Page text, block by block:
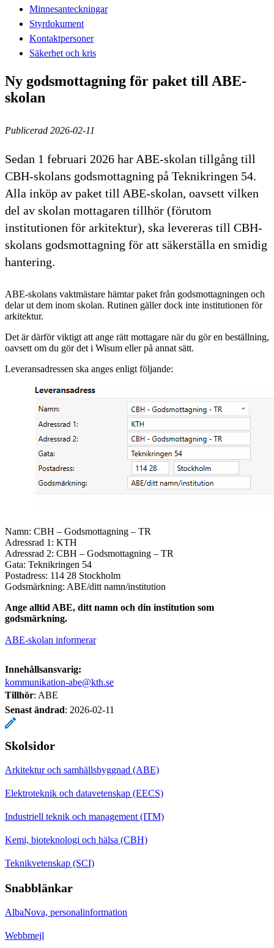
Minnesanteckningar
Styrdokument
Kontaktpersoner
Säkerhet och kris
Ny godsmottagning för paket till ABE-
skolan
Publicerad 2026-02-11
Sedan 1 februari 2026 har ABE-skolan tillgång till
CBH-skolans godsmottagning på Teknikringen 54.
Alla inköp av paket till ABE-skolan, oavsett vilken
del av skolan mottagaren tillhör (förutom
institutionen för arkitektur), ska levereras till CBH-
skolans godsmottagning för att säkerställa en smidig
hantering.
ABE-skolans vaktmästare hämtar paket från godsmottagningen och
delar ut dem inom skolan. Rutinen gäller dock inte institutionen för
arkitektur.
Det är därför viktigt att ange rätt mottagare när du gör en beställning,
oavsett om du gör det i Wisum eller på annat sätt.
Leveransadressen ska anges enligt följande:
Namn: CBH – Godsmottagning – TR
Adressrad 1: KTH
Adressrad 2: CBH – Godsmottagning – TR
Gata: Teknikringen 54
Postadress: 114 28 Stockholm
Godsmärkning: ABE/ditt namn/institution
Ange alltid ABE, ditt namn och din institution som
godsmärkning.
ABE-skolan informerar
Innehållsansvarig:
kommunikation-abe@kth.se
Tillhör: ABE
Senast ändrad: 2026-02-11
Skolsidor
Arkitektur och samhällsbyggnad (ABE)
Elektroteknik och datavetenskap (EECS)
Industriell teknik och management (ITM)
Kemi, bioteknologi och hälsa (CBH)
Teknikvetenskap (SCI)
Snabblänkar
AlbaNova, personalinformation
Webbmejl